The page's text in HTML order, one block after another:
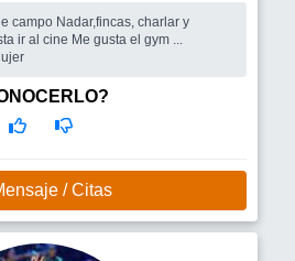
charlar y
compartir diálogos,me gusta ir al cine Me gusta el gym ...
/ Citas